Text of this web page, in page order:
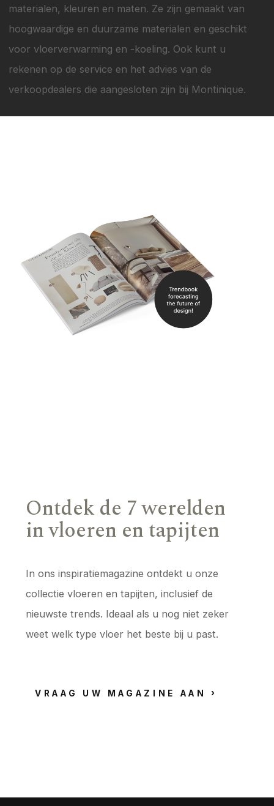
materialen, kleuren en maten. Ze zijn gemaakt van
hoogwaardige en duurzame materialen en geschikt
voor vloerverwarming en -koeling. Ook kunt u
rekenen op de service en het advies van de
verkoopdealers die aangesloten zijn bij Montinique.
Ontdek de 7 werelden
in vloeren en tapijten
In ons inspiratiemagazine ontdekt u onze
collectie vloeren en tapijten, inclusief de
nieuwste trends. Ideaal als u nog niet zeker
weet welk type vloer het beste bij u past.
VRAAG UW MAGAZINE AAN